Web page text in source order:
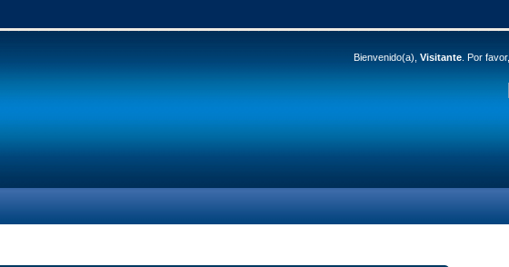
Bienvenido(a), Visitante. Por favor,